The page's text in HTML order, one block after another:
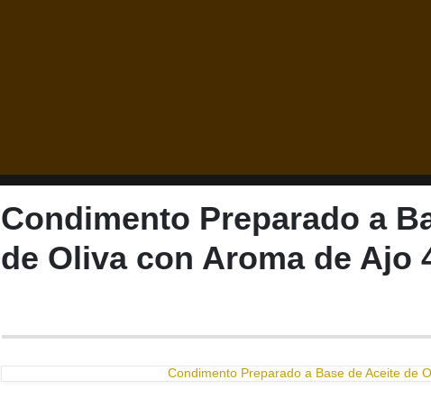
Condimento Preparado a
de Oliva con Aroma de Ajo
Condimento Preparado a Base de Aceite de